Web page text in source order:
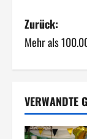
B
e
i
t
r
Zurück:
Mehr als
VERWANDTE